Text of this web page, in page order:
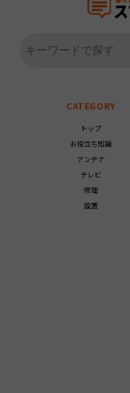
CATEGORY
トップ
お役立ち知識
アンテナ
テレビ
修理
設置